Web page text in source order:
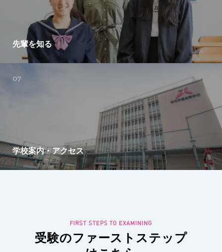
先輩を知る
学校案内・アクセス
受験のファーストステップ